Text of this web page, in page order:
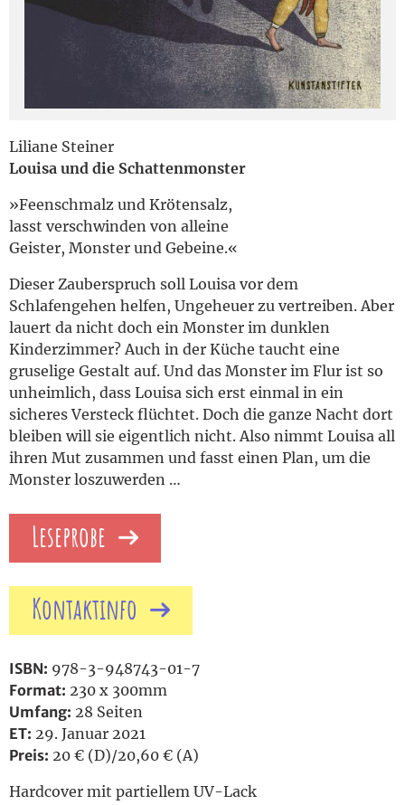
Liliane Steiner
Louisa und die Schattenmonster
»Feenschmalz und Krötensalz,
lasst verschwinden von alleine
Geister, Monster und Gebeine.«
Dieser Zauberspruch soll Louisa vor dem
Schlafengehen helfen, Ungeheuer zu vertreiben. Aber
lauert da nicht doch ein Monster im dunklen
Kinderzimmer? Auch in der Küche taucht eine
gruselige Gestalt auf. Und das Monster im Flur ist so
unheimlich, dass Louisa sich erst einmal in ein
sicheres Versteck flüchtet. Doch die ganze Nacht dort
bleiben will sie eigentlich nicht. Also nimmt Louisa all
ihren Mut zusammen und fasst einen Plan, um die
Monster loszuwerden …
Leseprobe
Kontaktinfo
ISBN: 978-3-948743-01-7
Format: 230 x 300mm
Umfang: 28 Seiten
ET: 29. Januar 2021
Preis: 20 € (D)/20,60 € (A)
Hardcover mit partiellem UV-Lack